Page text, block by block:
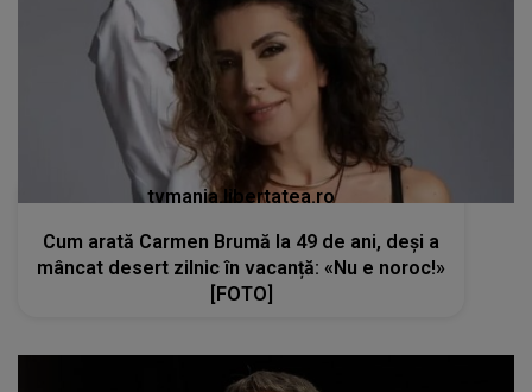
tvmania.libertatea.ro
Cum arată Carmen Brumă la 49 de ani, deși a
mâncat desert zilnic în vacanță: «Nu e noroc!»
[FOTO]